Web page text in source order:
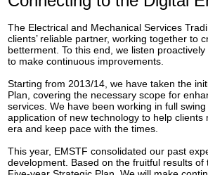
The Electrical and Mechanical Services
clients’ reliable partner, working together to
betterment. To this end, we listen
to make continuous improvements.
Starting from 2013/14, we have taken the
Plan, covering the necessary scope for
services. We have been working in full
application of new technology to help
era and keep pace with the times.
This year, EMSTF consolidated our past
development. Based on the fruitful results